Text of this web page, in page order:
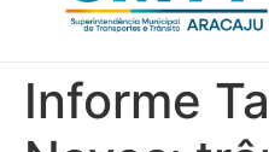
Informe